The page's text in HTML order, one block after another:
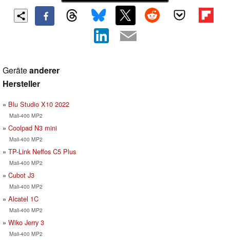
Geräteanderer
Hersteller
Blu Studio X10 2022
Mali-400 MP2
Coolpad N3 mini
Mali-400 MP2
TP-Link Neffos C5 Plus
Mali-400 MP2
Cubot J3
Mali-400 MP2
Alcatel 1C
Mali-400 MP2
Wiko Jerry 3
Mali-400 MP2